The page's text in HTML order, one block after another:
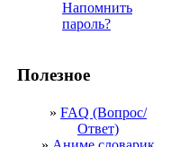
Напомнить
пароль?
Полезное
» FAQ (Вопрос/
Ответ)